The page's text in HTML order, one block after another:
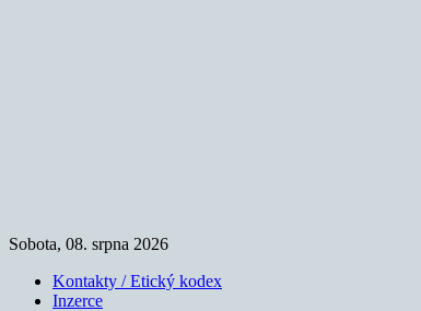
Sobota, 08. srpna 2026
Kontakty / Etický kodex
Inzerce